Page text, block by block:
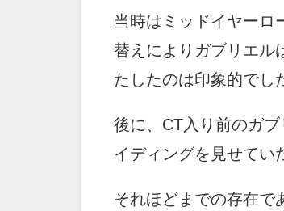
当時はミッドイヤーロ
替えによりガブリエル
たしたのは印象的でし
後に、CT入り前のガ
イディングを見せてい
それほどまでの存在で